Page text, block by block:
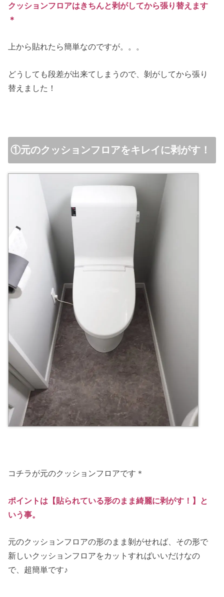
クッションフロアはきちんと剥がしてから張り替えます
＊
上から貼れたら簡単なのですが。。。
どうしても段差が出来てしまうので、剝がしてから張り
替えました！
①元のクッションフロアをキレイに剥がす！
コチラが元のクッションフロアです＊
ポイントは【貼られている形のまま綺麗に剥がす！】と
いう事。
元のクッションフロアの形のまま剝がせれば、その形で
新しいクッションフロアをカットすればいいだけなの
で、超簡単です♪